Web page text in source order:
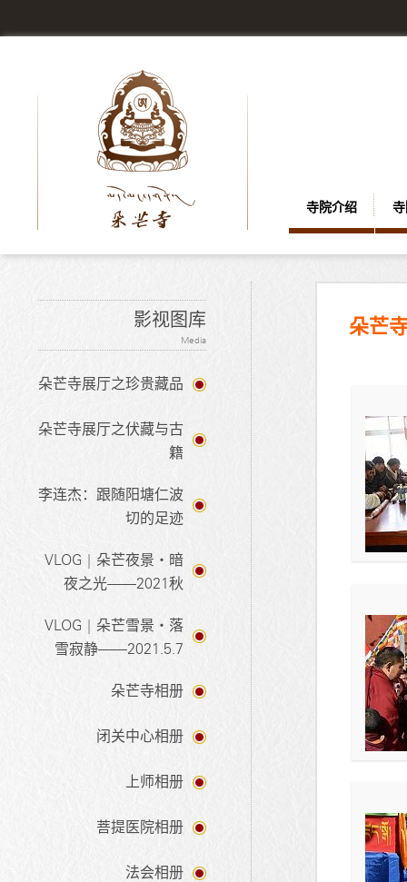
寺院介绍
朵芒
影视图库
Media
朵芒寺展厅之珍贵藏品
朵芒寺展厅之伏藏与古
籍
李连杰：跟随阳塘仁波
切的足迹
VLOG | 朵芒夜景・暗
夜之光——2021秋
VLOG | 朵芒雪景・落
雪寂静——2021.5.7
朵芒寺相册
闭关中心相册
上师相册
菩提医院相册
法会相册